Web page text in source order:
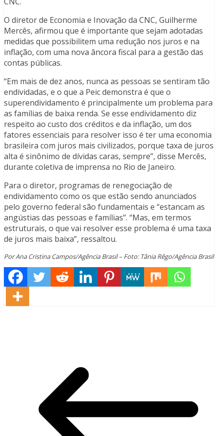
O diretor de Economia e Inovação da CNC, Guilherme
Mercês, afirmou que é importante que sejam adotadas
medidas que possibilitem uma redução nos juros e na
inflação, com uma nova âncora fiscal para a gestão das
contas públicas.
“Em mais de dez anos, nunca as pessoas se sentiram tão
endividadas, e o que a Peic demonstra é que o
superendividamento é principalmente um problema para
as famílias de baixa renda. Se esse endividamento diz
respeito ao custo dos créditos e da inflação, um dos
fatores essenciais para resolver isso é ter uma economia
brasileira com juros mais civilizados, porque taxa de juros
alta é sinônimo de dívidas caras, sempre”, disse Mercês,
durante coletiva de imprensa no Rio de Janeiro.
Para o diretor, programas de renegociação de
endividamento como os que estão sendo anunciados
pelo governo federal são fundamentais e “estancam as
angústias das pessoas e famílias”. “Mas, em termos
estruturais, o que vai resolver esse problema é uma taxa
de juros mais baixa”, ressaltou.
Por Ana Cristina Campos/Agência Brasil – Foto: Tânia Rêgo/Agência Brasil